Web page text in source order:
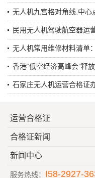
无人机九宫格对角线,中心
民用无人机驾驶航空器运
无人机常用维修材料清单
香港“低空经济高峰会”释
石家庄无人机运营合格证
运营合格证
合格证新闻
新闻中心
服务热线： I58-2927-